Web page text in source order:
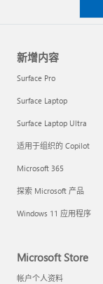
新增内容
Surface Pro
Surface Laptop
Surface Laptop Ultra
适用于组织的 Copilot
Microsoft 365
探索 Microsoft 产品
Windows 11 应用程序
Microsoft Store
帐户个人资料